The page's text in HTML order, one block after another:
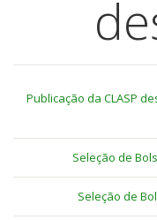
Publicação da CLASP
Seleção de
Seleção de